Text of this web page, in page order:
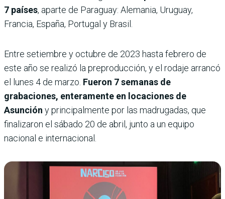
7 países, aparte de Paraguay: Alemania, Uruguay,
Francia, España, Portugal y Brasil.
Entre setiembre y octubre de 2023 hasta febrero de
este año se realizó la preproducción, y el rodaje arrancó
el lunes 4 de marzo. Fueron 7 semanas de
grabaciones, enteramente en locaciones de
Asunción y principalmente por las madrugadas, que
finalizaron el sábado 20 de abril, junto a un equipo
nacional e internacional.